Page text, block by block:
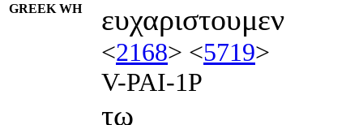
GREEK WH ευχαριστουμεν
<2168> <5719>
V-PAI-1P
τω